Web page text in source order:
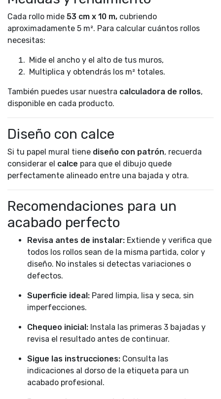
Cada rollo mide 53 cm x 10 m, cubriendo
aproximadamente 5 m². Para calcular cuántos rollos
necesitas:
Mide el ancho y el alto de tus muros,
Multiplica y obtendrás los m² totales.
También puedes usar nuestra calculadora de rollos,
disponible en cada producto.
Diseño con calce
Si tu papel mural tiene diseño con patrón, recuerda
considerar el calce para que el dibujo quede
perfectamente alineado entre una bajada y otra.
Recomendaciones para un
acabado perfecto
Revisa antes de instalar: Extiende y verifica que
todos los rollos sean de la misma partida, color y
diseño. No instales si detectas variaciones o
defectos.
Superficie ideal: Pared limpia, lisa y seca, sin
imperfecciones.
Chequeo inicial: Instala las primeras 3 bajadas y
revisa el resultado antes de continuar.
Sigue las instrucciones: Consulta las
indicaciones al dorso de la etiqueta para un
acabado profesional.